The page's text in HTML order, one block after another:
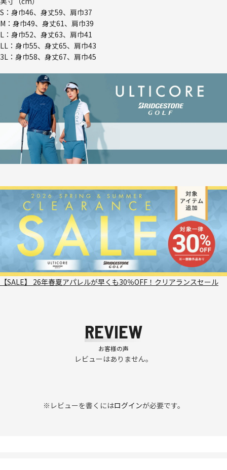
S：身巾46、身丈59、肩巾37
M：身巾49、身丈61、肩巾39
L：身巾52、身丈63、肩巾41
LL：身巾55、身丈65、肩巾43
3L：身巾58、身丈67、肩巾45
【SALE】 26年春夏アパレルが早くも30％OFF！クリアランスセール
REVIEW
お客様の声
レビューはありません。
※レビューを書くにはログインが必要です。